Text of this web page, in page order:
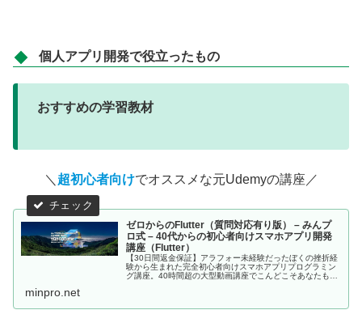
個人アプリ開発で役立ったもの
おすすめの学習教材
＼ 超初心者向けでオススメな元Udemyの講座／
ゼロからのFlutter（質問対応有り版） – みんプ
ロ式 – 40代からの初心者向けスマホアプリ開発
講座（Flutter）
【30日間返金保証】アラフォー未経験だったぼくの挫折経
験から生まれた完全初心者向けスマホアプリプログラミン
グ講座。40時間超の大型動画講座でこんどこそあなたもス
minpro.net